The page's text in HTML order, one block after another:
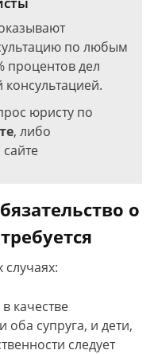
по любым
процентов дел
юристу по
, либо
о
качестве
оба супруга, и дети,
следует